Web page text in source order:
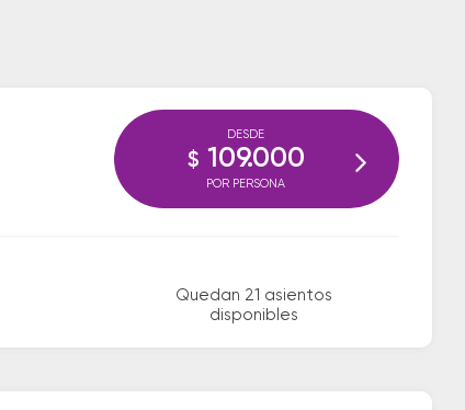
Quedan 21 asientos
disponibles
DESDE
$ 109.000
POR PERSONA